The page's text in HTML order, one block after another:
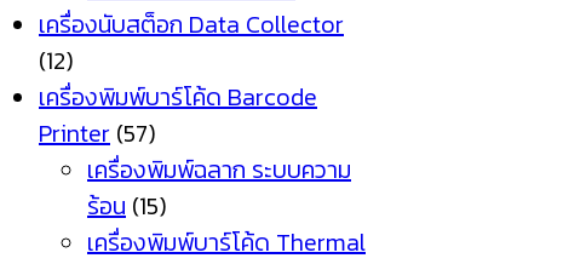
เครื่องนับสต็อก Data Collector
(12)
เครื่องพิมพ์บาร์โค้ด Barcode
Printer (57)
เครื่องพิมพ์ฉลาก ระบบความ
ร้อน (15)
เครื่องพิมพ์บาร์โค้ด Thermal